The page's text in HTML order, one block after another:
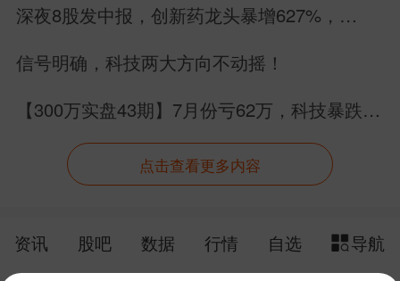
深夜8股发中报，创新药龙头暴增627%，
信号明确，科技两大方向不动摇！
【300万实盘43期】7月份亏62万，科技暴跌的
点击查看更多内容
资讯 股吧 数据 行情 自选
导航